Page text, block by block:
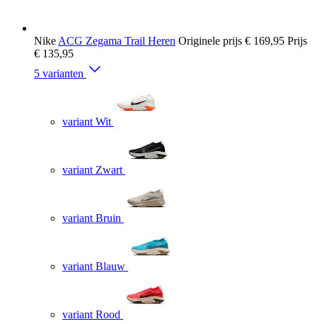
Nike ACG Zegama Trail Heren Originele prijs € 169,95 Prijs
€ 135,95
5 varianten
variant Wit
variant Zwart
variant Bruin
variant Blauw
variant Rood